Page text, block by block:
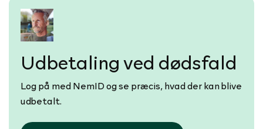
Udbetaling ved dødsfald
Log på med NemID og se præcis, hvad der kan blive
udbetalt.